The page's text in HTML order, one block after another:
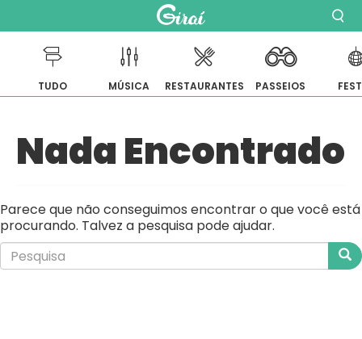
para
o
conteúdo
TUDO MÚSICA RESTAURANTES PASSEIOS
Nada Encontrado
Parece que não conseguimos encontrar o que você está
procurando. Talvez a pesquisa pode ajudar.